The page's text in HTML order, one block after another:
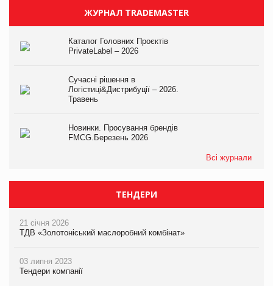
ЖУРНАЛ TRADEMASTER
Каталог Головних Проєктів
PrivateLabel – 2026
Сучасні рішення в
Логістиці&Дистрибуції – 2026.
Травень
Новинки. Просування брендів
FMCG.Березень 2026
Всі журнали
ТЕНДЕРИ
21 січня 2026
ТДВ «Золотоніський маслоробний комбінат»
03 липня 2023
Тендери компанії